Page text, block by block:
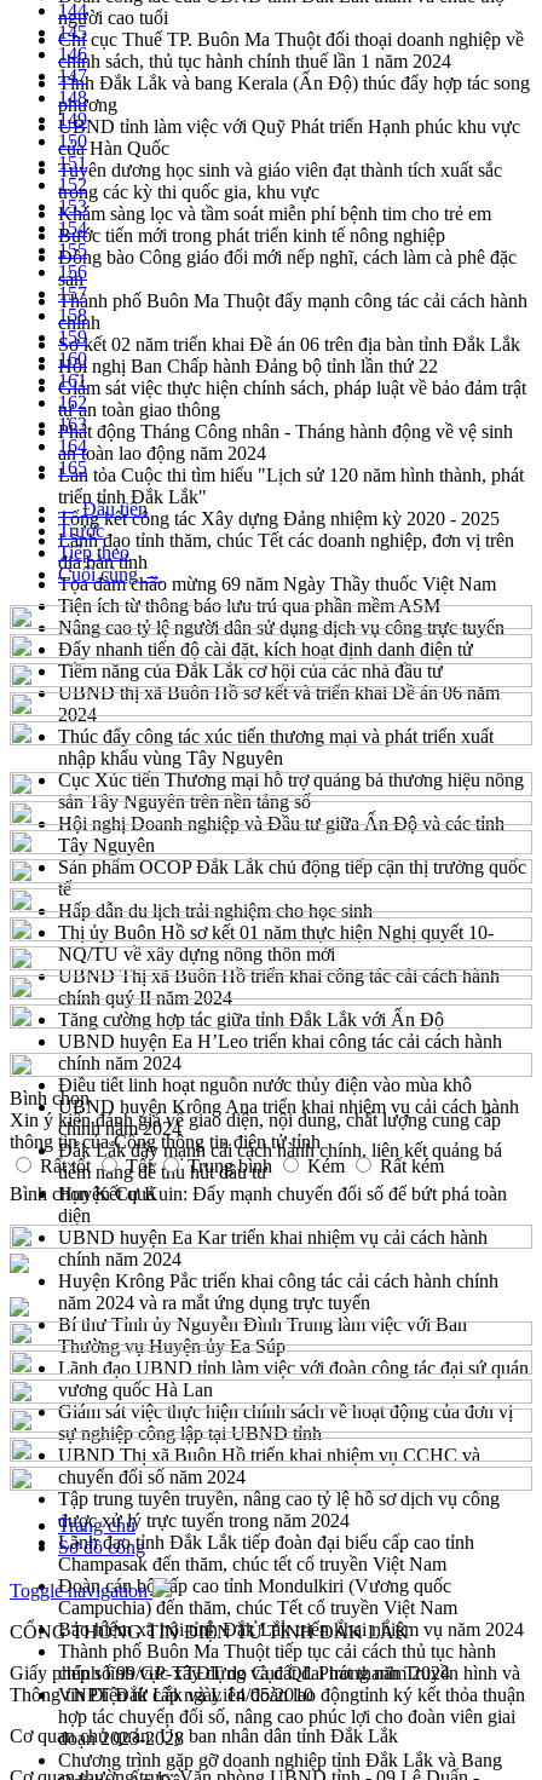
người cao tuổi
Chi cục Thuế TP. Buôn Ma Thuột đối thoại doanh nghiệp về
chính sách, thủ tục hành chính thuế lần 1 năm 2024
Tỉnh Đắk Lắk và bang Kerala (Ấn Độ) thúc đẩy hợp tác song
phương
UBND tỉnh làm việc với Quỹ Phát triển Hạnh phúc khu vực
của Hàn Quốc
Tuyên dương học sinh và giáo viên đạt thành tích xuất sắc
trong các kỳ thi quốc gia, khu vực
Khám sàng lọc và tầm soát miễn phí bệnh tim cho trẻ em
Bước tiến mới trong phát triển kinh tế nông nghiệp
Đồng bào Công giáo đổi mới nếp nghĩ, cách làm cà phê đặc
sản
Thành phố Buôn Ma Thuột đẩy mạnh công tác cải cách hành
chính
Sơ kết 02 năm triển khai Đề án 06 trên địa bàn tỉnh Đắk Lắk
Hội nghị Ban Chấp hành Đảng bộ tỉnh lần thứ 22
Giám sát việc thực hiện chính sách, pháp luật về bảo đảm trật
tự an toàn giao thông
Phát động Tháng Công nhân - Tháng hành động về vệ sinh
an toàn lao động năm 2024
Lan tỏa Cuộc thi tìm hiểu "Lịch sử 120 năm hình thành, phát
triển tỉnh Đắk Lắk"
Tổng kết công tác Xây dựng Đảng nhiệm kỳ 2020 - 2025
Lãnh đạo tỉnh thăm, chúc Tết các doanh nghiệp, đơn vị trên
địa bàn tỉnh
Tọa đàm chào mừng 69 năm Ngày Thầy thuốc Việt Nam
Tiện ích từ thông báo lưu trú qua phần mềm ASM
Nâng cao tỷ lệ người dân sử dụng dịch vụ công trực tuyến
Đẩy nhanh tiến độ cài đặt, kích hoạt định danh điện tử
Tiềm năng của Đắk Lắk cơ hội của các nhà đầu tư
UBND thị xã Buôn Hồ sơ kết và triển khai Đề án 06 năm
2024
Thúc đẩy công tác xúc tiến thương mại và phát triển xuất
nhập khẩu vùng Tây Nguyên
Cục Xúc tiến Thương mại hỗ trợ quảng bá thương hiệu nông
sản Tây Nguyên trên nền tảng số
Hội nghị Doanh nghiệp và Đầu tư giữa Ấn Độ và các tỉnh
Tây Nguyên
Sản phẩm OCOP Đắk Lắk chủ động tiếp cận thị trường quốc
tế
Hấp dẫn du lịch trải nghiệm cho học sinh
Thị ủy Buôn Hồ sơ kết 01 năm thực hiện Nghị quyết 10-
NQ/TU về xây dựng nông thôn mới
UBND Thị xã Buôn Hồ triển khai công tác cải cách hành
chính quý II năm 2024
Tăng cường hợp tác giữa tỉnh Đắk Lắk với Ấn Độ
UBND huyện Ea H’Leo triển khai công tác cải cách hành
chính năm 2024
Điều tiết linh hoạt nguồn nước thủy điện vào mùa khô
UBND huyện Krông Ana triển khai nhiệm vụ cải cách hành
chính năm 2024
Đắk Lắk đẩy mạnh cải cách hành chính, liên kết quảng bá
tiềm năng để thu hút đầu tư
Huyện Cư Kuin: Đẩy mạnh chuyển đổi số để bứt phá toàn
diện
UBND huyện Ea Kar triển khai nhiệm vụ cải cách hành
chính năm 2024
Huyện Krông Pắc triển khai công tác cải cách hành chính
năm 2024 và ra mắt ứng dụng trực tuyến
Bí thư Tỉnh ủy Nguyễn Đình Trung làm việc với Ban
Thường vụ Huyện ủy Ea Súp
Lãnh đạo UBND tỉnh làm việc với đoàn công tác đại sứ quán
vương quốc Hà Lan
Giám sát việc thực hiện chính sách về hoạt động của đơn vị
sự nghiệp công lập tại UBND tỉnh
UBND Thị xã Buôn Hồ triển khai nhiệm vụ CCHC và
chuyển đổi số năm 2024
Tập trung tuyên truyền, nâng cao tỷ lệ hồ sơ dịch vụ công
được xử lý trực tuyến trong năm 2024
Lãnh đạo tỉnh Đắk Lắk tiếp đoàn đại biểu cấp cao tỉnh
Champasak đến thăm, chúc tết cổ truyền Việt Nam
Đoàn cán bộ cấp cao tỉnh Mondulkiri (Vương quốc
Campuchia) đến thăm, chúc Tết cổ truyền Việt Nam
Bảo hiểm xã hội tỉnh Đắk Lắk triển khai nhiệm vụ năm 2024
Thành phố Buôn Ma Thuột tiếp tục cải cách thủ tục hành
chính lĩnh vực xây dựng và đất đai trong năm 2024
VNPT Đắk Lắk và Liên đoàn lao độngtỉnh ký kết thỏa thuận
hợp tác chuyển đổi số, nâng cao phúc lợi cho đoàn viên giai
đoạn 2023-2028
Chương trình gặp gỡ doanh nghiệp tỉnh Đắk Lắk và Bang
144
145
146
147
148
149
150
151
152
153
154
155
156
157
158
159
160
161
162
163
164
165
← Đầu tiên
Trước
Tiếp theo
Cuối cùng →
Bình chọn
Xin ý kiến đánh giá về giao diện, nội dung, chất lượng cung cấp
thông tin của Cổng thông tin điện tử tỉnh
Rất tốt
Tốt Trung bình Kém
Rất kém
Bình chọnKết quả
Trang chủ
Sơ đồ cổng
Toggle navigation
CỔNG THÔNG TIN ĐIỆN TỬ TỈNH ĐẮK LẮK
Giấy phép số 99/GP-TTĐT do Cục QL Phát thanh Truyền hình và
Thông tin Điện tử cấp ngày 14/05/2010
Cơ quan chủ quản: Ủy ban nhân dân tỉnh Đắk Lắk